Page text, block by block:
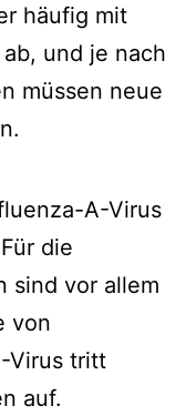
häufig mit
und je nach
müssen neue
A-Virus
die
sind vor allem
von
Virus tritt
auf.